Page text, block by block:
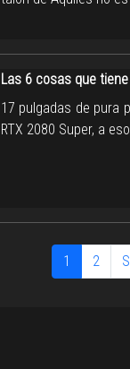
Las 6 cosas que
17 pulgadas de pura
RTX 2080 Super, a
1 2